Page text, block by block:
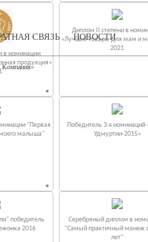
в номинации
продукция»
Диплом II степени в
«Лучшие товары для мам и
2021
"Первая
моего малыша"
Победитель 3-х номинаций
Удмуртии-2015»
победитель
2016
Серебряный диплом в
"Самый практичный манеж
лет"
СВЯЗЬ НОВОСТИ